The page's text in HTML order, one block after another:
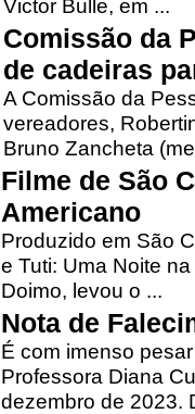
Victor Bulle, em ...
Comissão da
de cadeiras
A Comissão da
vereadores,
Bruno Zancheta
Filme de São
Americano
Produzido em São
e Tuti: Uma Noite
Doimo, levou o ...
Nota de
É com imenso
Professora Diana
dezembro de 2023.